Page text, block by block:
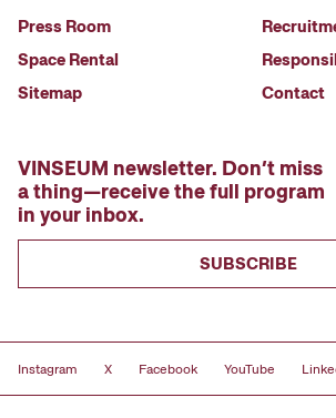
Press Room
Space Rental
Sitemap
Contact
VINSEUM newsletter. Don’t miss
a thing—receive the full program
in your inbox.
SUBSCRIBE
Instagram X Facebook YouTube